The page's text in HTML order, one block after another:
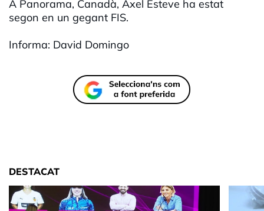
A Panorama, Canadà, Àxel Esteve ha estat
segon en un gegant FIS.
Informa: David Domingo
DESTACAT